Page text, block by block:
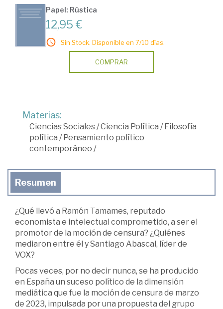
Papel: Rústica
12,95 €
Sin Stock. Disponible en 7/10 días.
COMPRAR
Materias:
Ciencias Sociales/Ciencia Política /Filosofía
política /Pensamiento político
contemporáneo /
Resumen
¿Qué llevó a Ramón Tamames, reputado
economista e intelectual comprometido, a ser el
promotor de la moción de censura? ¿Quiénes
mediaron entre él y Santiago Abascal, líder de
VOX?
Pocas veces, por no decir nunca, se ha producido
en España un suceso político de la dimensión
mediática que fue la moción de censura de marzo
de 2023, impulsada por una propuesta del grupo